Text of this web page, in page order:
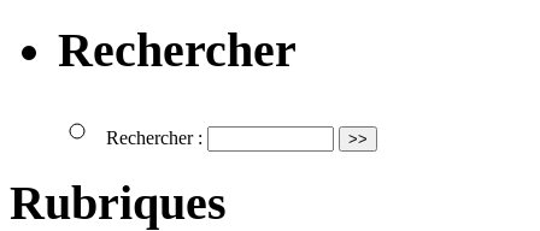
Rechercher
Rechercher :
Rubriques